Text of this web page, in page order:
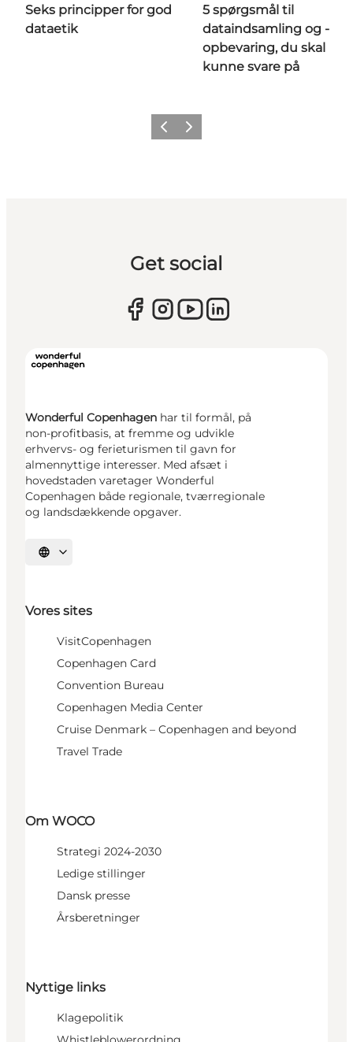
Seks principper for god
dataetik
5 spørgsmål til
dataindsamling og -
opbevaring, du skal
kunne svare på
ForrigeNæste
Get social
Wonderful Copenhagen har til formål, på
non-profitbasis, at fremme og udvikle
erhvervs- og ferieturismen til gavn for
almennyttige interesser. Med afsæt i
hovedstaden varetager Wonderful
Copenhagen både regionale, tværregionale
og landsdækkende opgaver.
Vælg sprog
Vores sites
VisitCopenhagen
Copenhagen Card
Convention Bureau
Copenhagen Media Center
Cruise Denmark – Copenhagen and beyond
Travel Trade
Om WOCO
Strategi 2024-2030
Ledige stillinger
Dansk presse
Årsberetninger
Nyttige links
Klagepolitik